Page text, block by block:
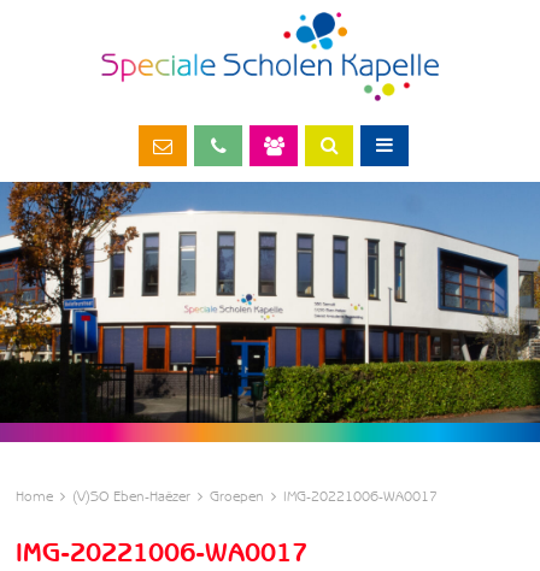
Home (V)SO Eben-Haëzer Groepen IMG-20221006-WA0017
IMG-20221006-WA0017